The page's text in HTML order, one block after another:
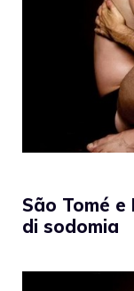
São Tomé
di sodomia